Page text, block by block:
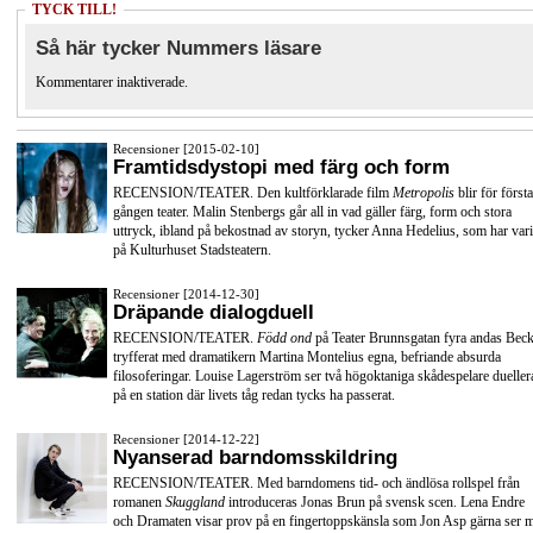
TYCK TILL!
Så här tycker Nummers läsare
Kommentarer inaktiverade.
Recensioner [2015-02-10]
Framtidsdystopi med färg och form
RECENSION/TEATER. Den kultförklarade film Metropolis blir för första
gången teater. Malin Stenbergs går all in vad gäller färg, form och stora
uttryck, ibland på bekostnad av storyn, tycker Anna Hedelius, som har
på Kulturhuset Stadsteatern.
Recensioner [2014-12-30]
Dräpande dialogduell
RECENSION/TEATER. Född ond på Teater Brunnsgatan fyra andas
tryfferat med dramatikern Martina Montelius egna, befriande absurda
filosoferingar. Louise Lagerström ser två högoktaniga skådespelare
på en station där livets tåg redan tycks ha passerat.
Recensioner [2014-12-22]
Nyanserad barndomsskildring
RECENSION/TEATER. Med barndomens tid- och ändlösa rollspel från
romanen Skuggland introduceras Jonas Brun på svensk scen. Lena Endre
och Dramaten visar prov på en fingertoppskänsla som Jon Asp gärna ser